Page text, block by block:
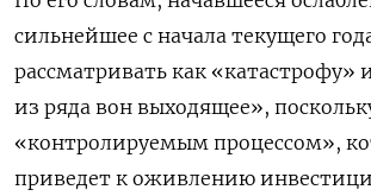
сильнейшее с начала текущего
рассматривать как «катастрофу»
из ряда вон выходящее»,
«контролируемым процессом»,
приведет к оживлению